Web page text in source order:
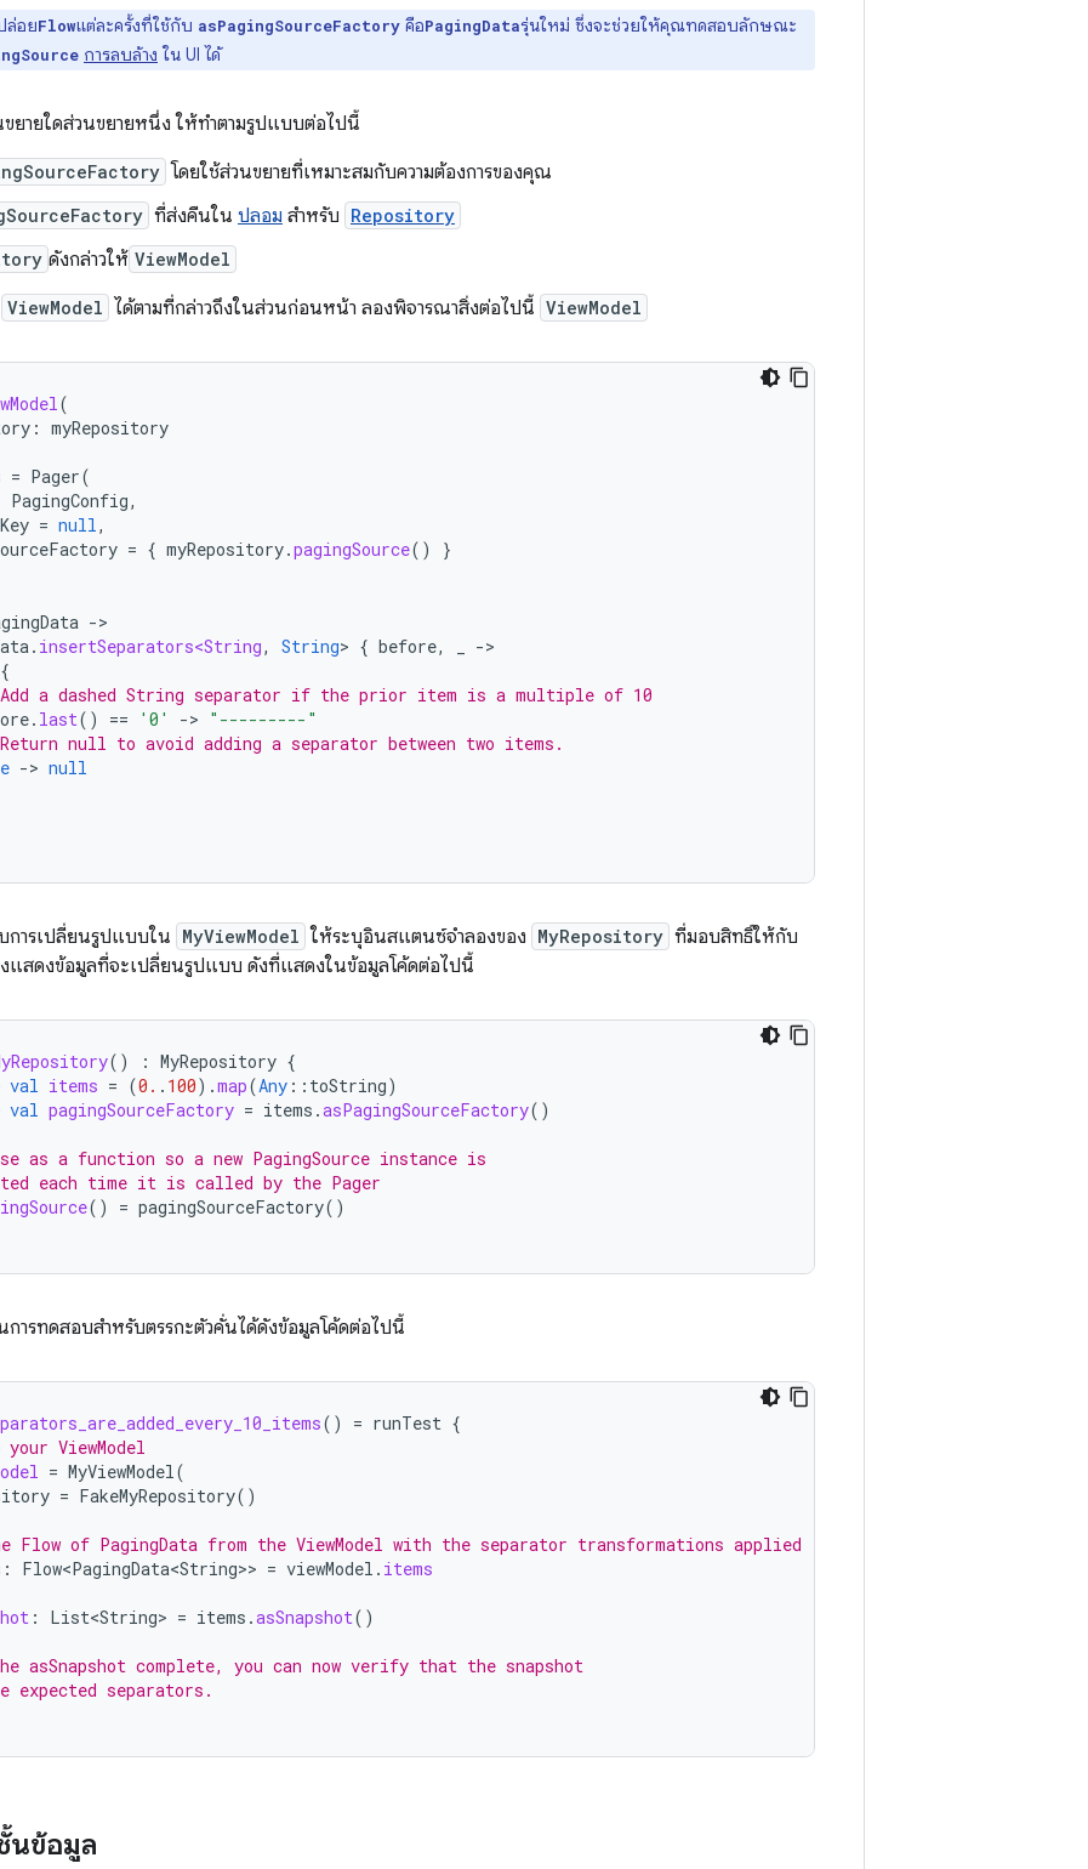
ล่อยFlowแต่ละครั้งที่ใช้กับ asPagingSourceFactory คือPagingDataรุ่นใหม่ ซึ่งจะช่วยให้คุณทดสอบลักษณะ
การลบล้าง ใน UI ได้
ขยายใดส่วนขยายหนึ่ง ให้ทำตามรูปแบบต่อไปนี้
โดยใช้ส่วนขยายที่เหมาะสมกับความต้องการของคุณ
ที่ส่งคืนใน ปลอม สำหรับ Repository
ดังกล่าวให้ ViewModel
ViewModel ได้ตามที่กล่าวถึงในส่วนก่อนหน้า ลองพิจารณาสิ่งต่อไปนี้ ViewModel
(
: myRepository
= Pager(
PagingConfig,
= null,
= { myRepository.pagingSource()
}
-
. insertSeparators<String, String> { before, -
{
a dashed String separator if the prior item is a multiple of 10
. last() == '0' -> "---------"
null to avoid adding a separator between two items.
-> null
การเปลี่ยนรูปแบบใน MyViewModel ให้ระบุอินสแตนซ์จำลองของ MyRepository ที่มอบสิทธิ์ให้กับ
แสดงข้อมูลที่จะเปลี่ยนรูปแบบ ดังที่แสดงในข้อมูลโค้ดต่อไปนี้
() : MyRepository {
val items = (0. . 100).map(Any :: toString)
val pagingSourceFactory = items .asPagingSourceFactory()
as a function so a new PagingSource instance is
each time it is called by the Pager
() = pagingSourceFactory()
ารทดสอบสำหรับตรรกะตัวคั่นได้ดังข้อมูลโค้ดต่อไปนี้
() = runTest {
ViewModel
= MyViewModel(
= FakeMyRepository()
Flow of PagingData from the ViewModel with the separator transformations applied
: Flow<PagingData<String>> = viewModel . items
: List<String> = items .asSnapshot()
asSnapshot complete, you can now verify that the snapshot
expected separators.
นข้อมูล